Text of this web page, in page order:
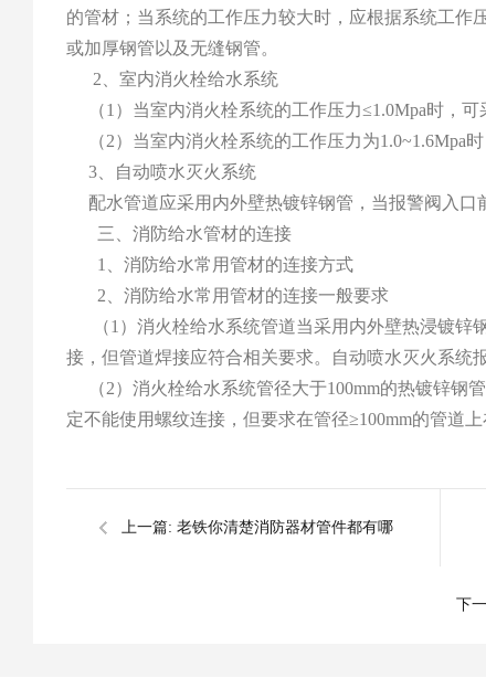
的管材；当系统的工作压力较大时，应根据系统工作
或加厚钢管以及无缝钢管。
2、室内消火栓给水系统
（1）当室内消火栓系统的工作压力≤1.0Mpa时，可
（2）当室内消火栓系统的工作压力为1.0~1.6Mpa
3、自动喷水灭火系统
配水管道应采用内外壁热镀锌钢管，当报警阀入口
三、消防给水管材的连接
1、消防给水常用管材的连接方式
2、消防给水常用管材的连接一般要求
（1）消火栓给水系统管道当采用内外壁热浸镀锌
接，但管道焊接应符合相关要求。自动喷水灭火系统
（2）消火栓给水系统管径大于100mm的热镀锌钢
定不能使用螺纹连接，但要求在管径≥100mm的管道
上一篇: 老铁你清楚消防器材管件都有哪
下